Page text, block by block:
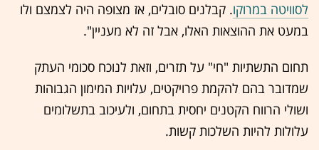
לסוויטה במרוקו. קבלנים סובלים, אז מצופה היה לצמצם ולו
במעט את ההוצאות האלו, אבל זה לא מעניין".
תחום התשתיות "חי" על תזרים, וזאת לנוכח סכומי העתק
שמדובר בהם להקמת פרויקטים, עלויות המימון הגבוהות
ושולי הרווח הקטנים יחסית בתחום, ולעיכוב בתשלומים
עלולות להיות השלכות קשות.